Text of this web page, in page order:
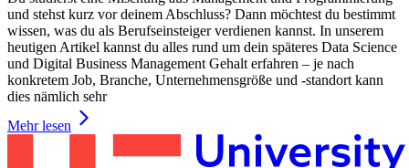
und stehst kurz vor deinem Abschluss? Dann möchtest du bestimmt
wissen, was du als Berufseinsteiger verdienen kannst. In unserem
heutigen Artikel kannst du alles rund um dein späteres Data Science
und Digital Business Management Gehalt erfahren – je nach
konkretem Job, Branche, Unternehmensgröße und -standort kann
dies nämlich sehr
Mehr lesen